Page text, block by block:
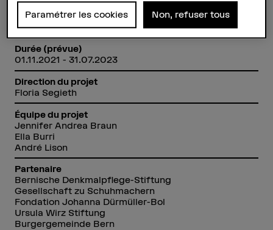
Organisation d'encouragement
Autres
Durée (prévue)
01.11.2021 - 31.07.2023
Direction du projet
Floria Segieth
Équipe du projet
Jennifer Andrea Braun
Ella Burri
André Lison
Partenaire
Bernische Denkmalpflege-Stiftung
Gesellschaft zu Schuhmachern
Fondation Johanna Dürmüller-Bol
Ursula Wirz Stiftung
Burgergemeinde Bern
Paramétrer les cookies Non, refuser tous